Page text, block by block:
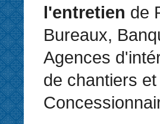
l'entretien de
Bureaux,
Agences
de chantiers